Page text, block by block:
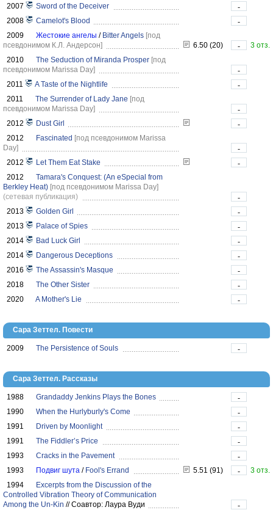
2007
Sword of the Deceiver
-
2008
Camelot's Blood
-
2009
Жестокие ангелы / Bitter Angels [под
псевдонимом К.Л. Андерсон]
6.50 (20) -
3 отз.
2010
The Seduction of Miranda Prosper [под
псевдонимом Marissa Day]
-
2011
A Taste of the Nightlife
-
2011
The Surrender of Lady Jane [под
псевдонимом Marissa Day]
-
2012
Dust Girl
-
2012
Fascinated [под псевдонимом Marissa
Day]
-
2012
Let Them Eat Stake
-
2012
Tamara's Conquest: (An eSpecial from
Berkley Heat) [под псевдонимом Marissa Day]
(сетевая публикация)
-
2013
Golden Girl
-
2013
Palace of Spies
-
2014
Bad Luck Girl
-
2014
Dangerous Deceptions
-
2016
The Assassin's Masque
-
2018
The Other Sister
-
2020
A Mother's Lie -
Сара Зеттел. Повести
2009 The Persistence of Souls -
Сара Зеттел. Рассказы
1988 Grandaddy Jenkins Plays the Bones
-
1990
When the Hurlyburly's Come
-
1991
Driven by Moonlight
-
1991
The Fiddler’s Price
-
1993
Cracks in the Pavement
-
1993
Подвиг шута / Fool's Errand 5.51 (91) -
3 отз.
1994
Excerpts from the Discussion of the
Controlled Vibration Theory of Communication
Among the Un-Kin //Соавтор: Лаура Вуди
-